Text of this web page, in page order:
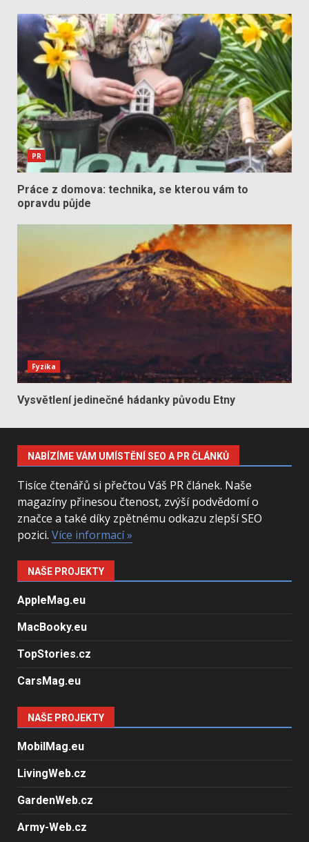
PR
Práce z domova: technika, se kterou vám to
opravdu půjde
Fyzika
Vysvětlení jedinečné hádanky původu Etny
NABÍZÍME VÁM UMÍSTĚNÍ SEO A PR ČLÁNKŮ
Tisíce čtenářů si přečtou Váš PR článek. Naše
magazíny přinesou čtenost, zvýší podvědomí o
značce a také díky zpětnému odkazu zlepší SEO
pozici. Více informací »
NAŠE PROJEKTY
AppleMag.eu
MacBooky.eu
TopStories.cz
CarsMag.eu
NAŠE PROJEKTY
MobilMag.eu
LivingWeb.cz
GardenWeb.cz
Army-Web.cz